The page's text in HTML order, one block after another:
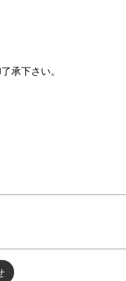
承下さい。